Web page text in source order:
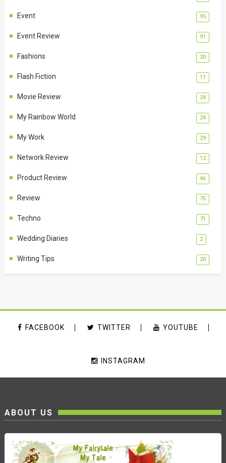
Event 95
Event Review 91
Fashions 20
Flash Fiction 11
Movie Review 24
My Rainbow World 24
My Work 29
Network Review 12
Product Review 46
Review 75
Techno 71
Wedding Diaries 2
Writing Tips 20
FACEBOOK TWITTER YOUTUBE
INSTAGRAM
ABOUT US